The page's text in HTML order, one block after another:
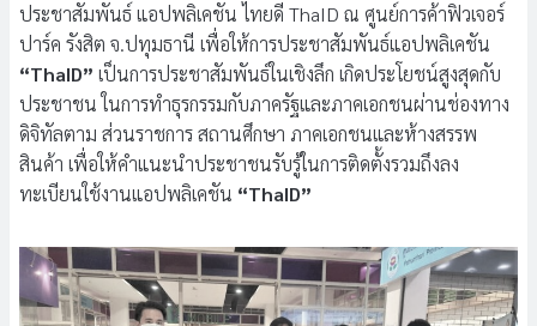
ประชาสัมพันธ์ แอปพลิเคชัน ไทยดี ThaID ณ ศูนย์การค้าฟิวเจอร์
ปาร์ค รังสิต จ.ปทุมธานี เพื่อให้การประชาสัมพันธ์แอปพลิเคชัน
“ThaID” เป็นการประชาสัมพันธ์ในเชิงลึก เกิดประโยชน์สูงสุดกับ
ประชาชน ในการทำธุรกรรมกับภาครัฐและภาคเอกชนผ่านช่องทาง
ดิจิทัลตาม ส่วนราชการ สถานศึกษา ภาคเอกชนและห้างสรรพ
สินค้า เพื่อให้คำแนะนำประชาชนรับรู้ในการติดตั้งรวมถึงลง
ทะเบียนใช้งานแอปพลิเคชัน “ThaID”